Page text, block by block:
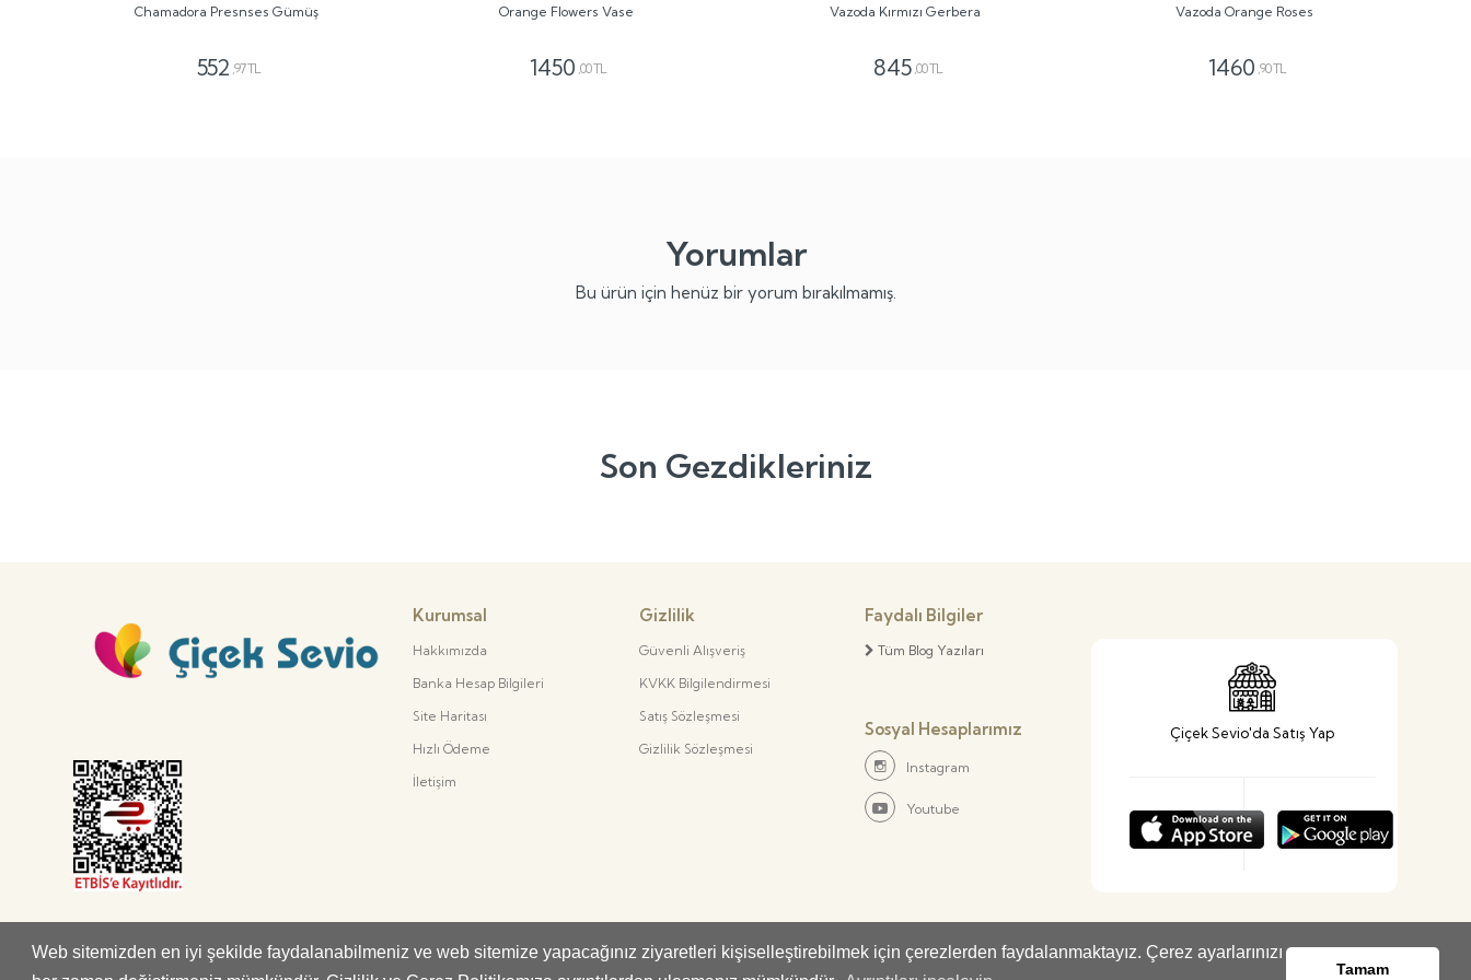
Web sitemizden en iyi şekilde faydalanabilmeniz ve web sitemize yapacağınız ziyaretleri kişiselleştirebilmek için çerezlerden faydalanmaktayız. Çerez ayarlarınızı
Tamam
Chamadora Presnses Gümüş
552 ,97 TL
Orange Flowers Vase
1450 ,00 TL
Vazoda Kırmızı Gerbera
845 ,00 TL
Vazoda Orange Roses
1460 ,90 TL
Yorumlar
Bu ürün için henüz bir yorum bırakılmamış.
Son Gezdikleriniz
Kurumsal
Hakkımızda
Banka Hesap Bilgileri
Site Haritası
Hızlı Ödeme
İletişim
Gizlilik
Güvenli Alışveriş
KVKK Bilgilendirmesi
Satış Sözleşmesi
Gizlilik Sözleşmesi
Faydalı Bilgiler
Tüm Blog Yazıları
Sosyal Hesaplarımız
Instagram
Youtube
Çiçek Sevio'da Satış Yap